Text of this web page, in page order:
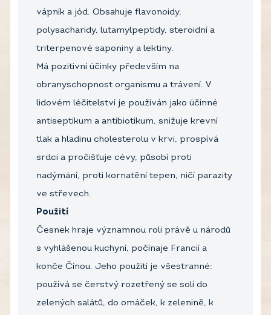
vápník a jód. Obsahuje flavonoidy,
polysacharidy, lutamylpeptidy, steroidní a
triterpenové saponiny a lektiny.
Má pozitivní účinky především na
obranyschopnost organismu a trávení. V
lidovém léčitelství je používán jako účinné
antiseptikum a antibiotikum, snižuje krevní
tlak a hladinu cholesterolu v krvi, prospívá
srdci a pročišťuje cévy, působí proti
nadýmání, proti kornatění tepen, ničí parazity
ve střevech.
Použití
Česnek hraje významnou roli právě u národů
s vyhlášenou kuchyní, počínaje Francií a
konče Čínou. Jeho použití je všestranné:
používá se čerstvý rozetřený se solí do
zelených salátů, do omáček, k zelenině, k